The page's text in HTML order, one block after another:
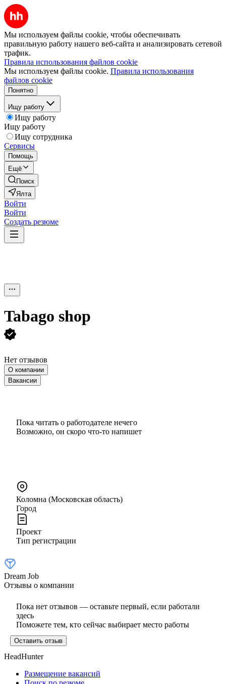
Мы используем файлы cookie, чтобы обеспечивать
правильную работу нашего веб-сайта и анализировать сетевой
трафик.
Правила использования файлов cookie
Мы используем файлы cookie. Правила использования
файлов cookie
Понятно
Ищу работу
Ищу работу
Ищу работу
Ищу сотрудника
Сервисы
Помощь
Ещё
Поиск
Ялта
Войти
Войти
Создать резюме
Tabago shop
Нет отзывов
О компании
Вакансии
Пока читать о работодателе нечего
Возможно, он скоро что‑то напишет
Коломна (Московская область)
Город
Проект
Тип регистрации
Dream Job
Отзывы о компании
Пока нет отзывов — оставьте первый, если работали
здесь
Поможете тем, кто сейчас выбирает место работы
Оставить отзыв
HeadHunter
Размещение вакансий